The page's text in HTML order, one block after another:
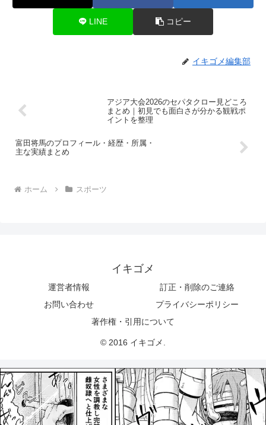
LINE コピー
イキゴメ編集部
アジア大会2026のセパタクロー見どころ
まとめ｜初見でも面白さが分かる観戦ポ
イントを整理
富田将馬のプロフィール・経歴・所属・
主な実績まとめ
ホーム スポーツ
イキゴメ
運営者情報
訂正・削除のご連絡
お問い合わせ
プライバシーポリシー
著作権・引用について
© 2016 イキゴメ.